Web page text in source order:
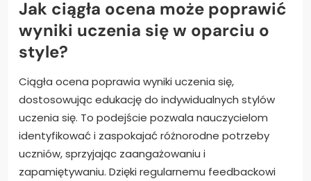
Jak ciągła ocena może poprawić
wyniki uczenia się w oparciu o
style?
Ciągła ocena poprawia wyniki uczenia się,
dostosowując edukację do indywidualnych stylów
uczenia się. To podejście pozwala nauczycielom
identyfikować i zaspokajać różnorodne potrzeby
uczniów, sprzyjając zaangażowaniu i
zapamiętywaniu. Dzięki regularnemu feedbackowi